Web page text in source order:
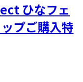
ひなフェ
プご購入特